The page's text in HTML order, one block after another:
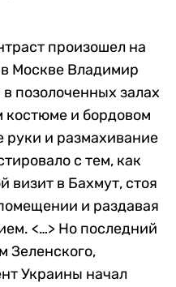
произошел на
Москве Владимир
позолоченных залах
костюме и бордовом
руки и размахивание
с тем, как
визит в Бахмут, стоя
и раздавая
<…> Но последний
Зеленского,
Украины начал